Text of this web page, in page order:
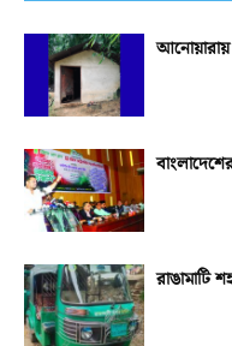
রাঙামাটি